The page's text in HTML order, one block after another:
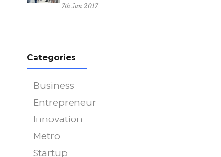
7th Jun 2017
Categories
Business
Entrepreneur
Innovation
Metro
Startup